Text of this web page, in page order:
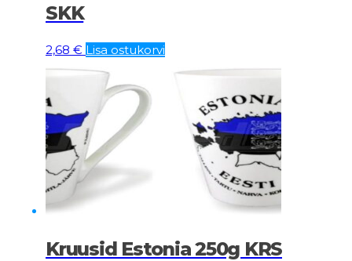
SKK
2,68 € Lisa ostukorvi
Kruusid Estonia 250g KRS